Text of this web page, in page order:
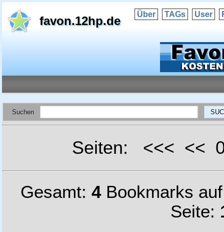
favon.12hp.de Über TAGs User
Suchen
Seiten: <<< <<
Gesamt: 4Bookmarks
Seite: